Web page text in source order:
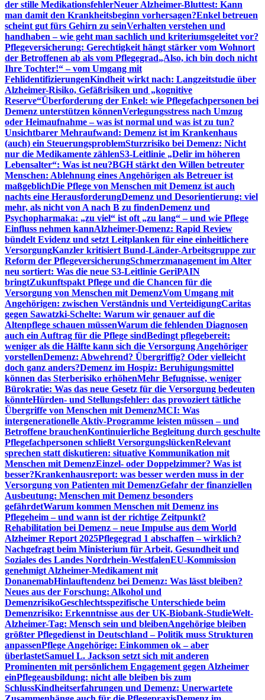
der stille MedikationsfehlerNeuer Alzheimer-Bluttest: Kann
man damit den Krankheitsbeginn vorhersagen?Enkel betreuen
scheint gut fürs Gehirn zu seinVerhalten verstehen und
handhaben – wie geht man sachlich und kriteriumsgeleitet vor?
Pflegeversicherung: Gerechtigkeit hängt stärker vom Wohnort
der Betroffenen ab als vom Pflegegrad„Also, ich bin doch nicht
Ihre Tochter!“ – vom Umgang mit
FehlidentifizierungenKindheit wirkt nach: Langzeitstudie über
Alzheimer-Risiko, Gefäßrisiken und „kognitive
Reserve“Überforderung der Enkel: wie Pflegefachpersonen bei
Demenz unterstützen könnenVerlegungsstress nach Umzug
oder Heimaufnahme – was ist normal und was ist zu tun?
Unsichtbarer Mehraufwand: Demenz ist im Krankenhaus
(auch) ein SteuerungsproblemSturzrisiko bei Demenz: Nicht
nur die Medikamente zählenS3-Leitlinie „Delir im höheren
Lebensalter“: Was ist neu?BGH stärkt den Willen betreuter
Menschen: Ablehnung eines Angehörigen als Betreuer ist
maßgeblichDie Pflege von Menschen mit Demenz ist auch
nachts eine HerausforderungDemenz und Desorientierung: viel
mehr, als nicht von A nach B zu findenDemenz und
Psychopharmaka: „zu viel“ ist oft „zu lang“ – und wie Pflege
Einfluss nehmen kannAlzheimer-Demenz: Rapid Review
bündelt Evidenz und setzt Leitplanken für eine einheitlichere
VersorgungKanzler kritisiert Bund-Länder-Arbeitsgruppe zur
Reform der PflegeversicherungSchmerzmanagement im Alter
neu sortiert: Was die neue S3-Leitlinie GeriPAIN
bringtZukunftspakt Pflege und die Chancen für die
Versorgung von Menschen mit DemenzVom Umgang mit
Angehörigen: zwischen Verständnis und VerteidigungCaritas
gegen Sawatzki-Schelte: Warum wir genauer auf die
Altenpflege schauen müssenWarum die fehlenden Diagnosen
auch ein Auftrag für die Pflege sindBedingt pflegebereit:
weniger als die Hälfte kann sich die Versorgung Angehöriger
vorstellenDemenz: Abwehrend? Übergriffig? Oder vielleicht
doch ganz anders?Demenz im Hospiz: Beruhigungsmittel
können das Sterberisiko erhöhenMehr Befugnisse, weniger
Bürokratie: Was das neue Gesetz für die Versorgung bedeuten
könnteHürden- und Stellungsfehler: das provoziert tätliche
Übergriffe von Menschen mit DemenzMCI: Was
intergenerationelle Aktiv-Programme leisten müssen – und
Betroffene brauchenKontinuierliche Begleitung durch geschulte
Pflegefachpersonen schließt VersorgungslückenRelevant
sprechen statt diskutieren: situative Kommunikation mit
Menschen mit DemenzEinzel- oder Doppelzimmer? Was ist
besser?Krankenhausreport: was besser werden muss in der
Versorgung von Patienten mit DemenzGefahr der finanziellen
Ausbeutung: Menschen mit Demenz besonders
gefährdetWarum kommen Menschen mit Demenz ins
Pflegeheim – und wann ist der richtige Zeitpunkt?
Rehabilitation bei Demenz – neue Impulse aus dem World
Alzheimer Report 2025Pflegegrad 1 abschaffen – wirklich?
Nachgefragt beim Ministerium für Arbeit, Gesundheit und
Soziales des Landes Nordrhein-WestfalenEU-Kommission
genehmigt Alzheimer-Medikament mit
DonanemabHinlauftendenz bei Demenz: Was lässt bleiben?
Neues aus der Forschung: Alkohol und
DemenzrisikoGeschlechtsspezifische Unterschiede beim
Demenzrisiko: Erkenntnisse aus der UK-Biobank-StudieWelt-
Alzheimer-Tag: Mensch sein und bleibenAngehörige bleiben
größter Pflegedienst in Deutschland – Politik muss Strukturen
anpassenPflege Angehörige: Einkommen ok – aber
überlastetSamuel L. Jackson setzt sich mit anderen
Prominenten mit persönlichem Engagement gegen Alzheimer
einPflegeausbildung: nicht alle bleiben bis zum
SchlussKindheitserfahrungen und Demenz: Unerwartete